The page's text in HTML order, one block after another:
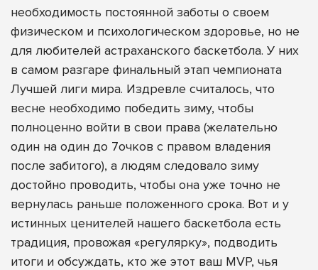
необходимость постоянной заботы о своем
физическом и психологическом здоровье, но не
для любителей астраханского баскетбола. У них
в самом разгаре финальный этап чемпионата
Лучшей лиги мира. Издревле считалось, что
весне необходимо победить зиму, чтобы
полноценно войти в свои права (желательно
один на один до 7очков с правом владения
после забитого), а людям следовало зиму
достойно проводить, чтобы она уже точно не
вернулась раньше положенного срока. Вот и у
истинных ценителей нашего баскетбола есть
традиция, провожая «регулярку», подводить
итоги и обсуждать, кто же этот ваш MVP, чья